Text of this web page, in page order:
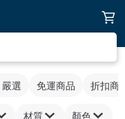
選 免運商品 折扣商
材質 顏色